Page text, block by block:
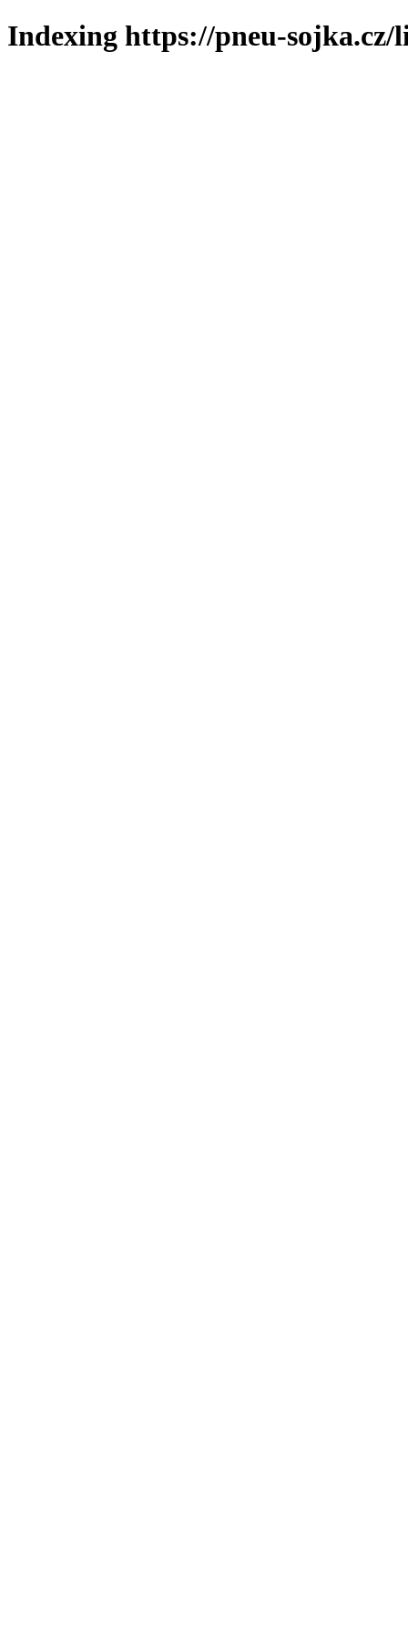
Indexing https://pneu-sojka.cz/